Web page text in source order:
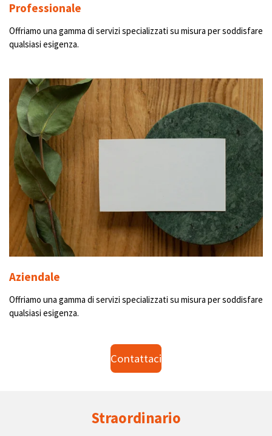
Professionale
Offriamo una gamma di servizi specializzati su misura per soddisfare
qualsiasi esigenza.
Aziendale
Offriamo una gamma di servizi specializzati su misura per soddisfare
qualsiasi esigenza.
Contattaci
Straordinario